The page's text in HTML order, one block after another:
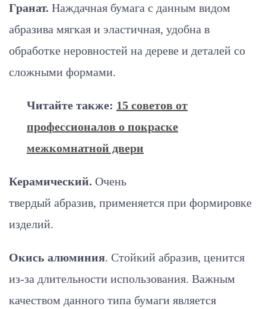
Гранат. Наждачная бумага с данным видом
абразива мягкая и эластичная, удобна в
обработке неровностей на дереве и деталей со
сложными формами.
Читайте также: 15 советов от
профессионалов о покраске
межкомнатной двери
Керамический. Очень
твердый абразив, применяется при формировке
изделий.
Окись алюминия. Стойкий абразив, ценится
из-за длительности использования. Важным
качеством данного типа бумаги является